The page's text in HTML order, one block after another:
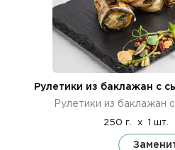
Рулетики из баклажан с
Рулетики из баклажан
250 г. x 1 шт.